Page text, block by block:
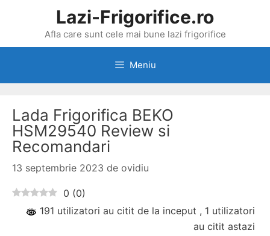
Lazi-Frigorifice.ro
Afla care sunt cele mai bune lazi frigorifice
Meniu
Lada Frigorifica BEKO
HSM29540 Review si
Recomandari
13 septembrie 2023 de ovidiu
0 (0)
191 utilizatori au citit de la inceput , 1 utilizatori
au citit astazi